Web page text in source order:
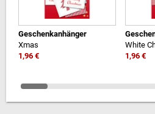
Geschenkanhänger
Xmas
1,96 €
White
1,96 €